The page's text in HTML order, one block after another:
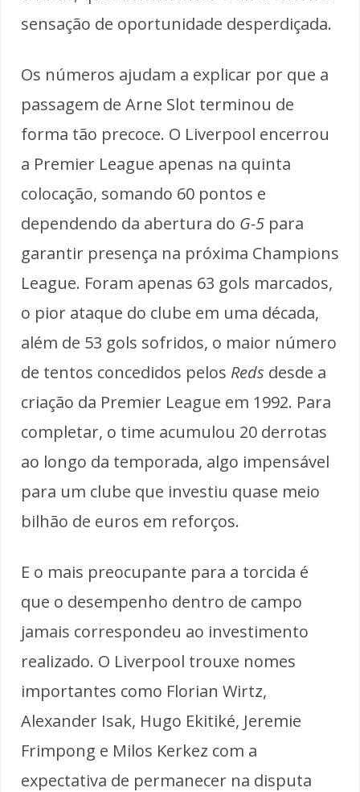
sensação de oportunidade desperdiçada.
Os números ajudam a explicar por que a
passagem de Arne Slot terminou de
forma tão precoce. O Liverpool encerrou
a Premier League apenas na quinta
colocação, somando 60 pontos e
dependendo da abertura do G-5 para
garantir presença na próxima Champions
League. Foram apenas 63 gols marcados,
o pior ataque do clube em uma década,
além de 53 gols sofridos, o maior número
de tentos concedidos pelos Reds desde a
criação da Premier League em 1992. Para
completar, o time acumulou 20 derrotas
ao longo da temporada, algo impensável
para um clube que investiu quase meio
bilhão de euros em reforços.
E o mais preocupante para a torcida é
que o desempenho dentro de campo
jamais correspondeu ao investimento
realizado. O Liverpool trouxe nomes
importantes como Florian Wirtz,
Alexander Isak, Hugo Ekitiké, Jeremie
Frimpong e Milos Kerkez com a
expectativa de permanecer na disputa